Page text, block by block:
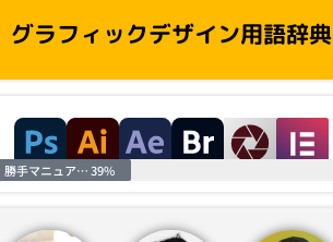
グラフィックデザイン用語辞典
勝手マニュアル進捗39%